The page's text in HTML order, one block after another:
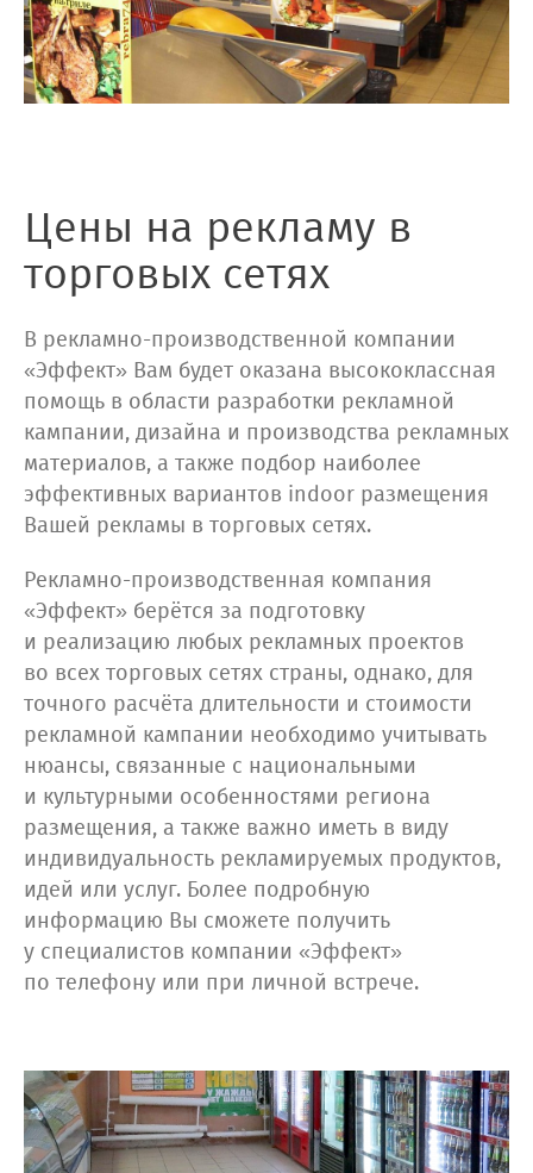
Цены на рекламу в
торговых сетях
В рекламно-производственной компании
«Эффект» Вам будет оказана высококлассная
помощь в области разработки рекламной
кампании, дизайна и производства рекламных
материалов, а также подбор наиболее
эффективных вариантов indoor размещения
Вашей рекламы в торговых сетях.
Рекламно-производственная компания
«Эффект» берётся за подготовку
и реализацию любых рекламных проектов
во всех торговых сетях страны, однако, для
точного расчёта длительности и стоимости
рекламной кампании необходимо учитывать
нюансы, связанные с национальными
и культурными особенностями региона
размещения, а также важно иметь в виду
индивидуальность рекламируемых продуктов,
идей или услуг. Более подробную
информацию Вы сможете получить
у специалистов компании «Эффект»
по телефону или при личной встрече.